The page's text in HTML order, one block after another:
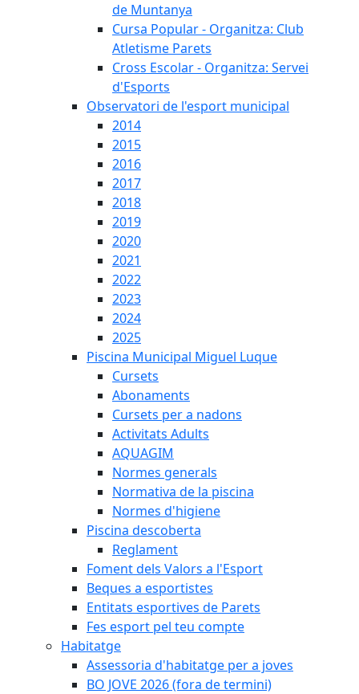
de Muntanya
Cursa Popular - Organitza: Club
Atletisme Parets
Cross Escolar - Organitza: Servei
d'Esports
Observatori de l'esport municipal
2014
2015
2016
2017
2018
2019
2020
2021
2022
2023
2024
2025
Piscina Municipal Miguel Luque
Cursets
Abonaments
Cursets per a nadons
Activitats Adults
AQUAGIM
Normes generals
Normativa de la piscina
Normes d'higiene
Piscina descoberta
Reglament
Foment dels Valors a l'Esport
Beques a esportistes
Entitats esportives de Parets
Fes esport pel teu compte
Habitatge
Assessoria d'habitatge per a joves
BO JOVE 2026 (fora de termini)